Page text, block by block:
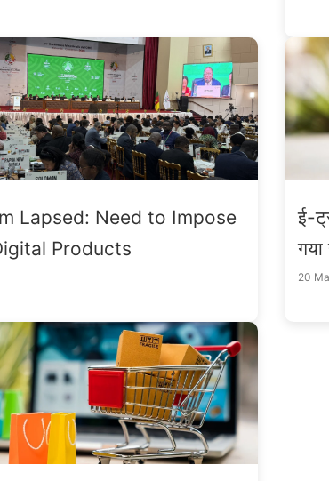
Lapsed: Need to Impose
Products
ई-
20